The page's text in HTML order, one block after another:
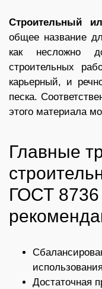
Строительный
общее название
как несложно
строительных
карьерный, и
песка.
этого материала
Главные
ГОСТ
Достаточная